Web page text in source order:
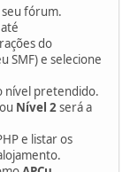
fórum.
do
SMF) e selecione
nível pretendido.
ou Nível 2será a
e listar os